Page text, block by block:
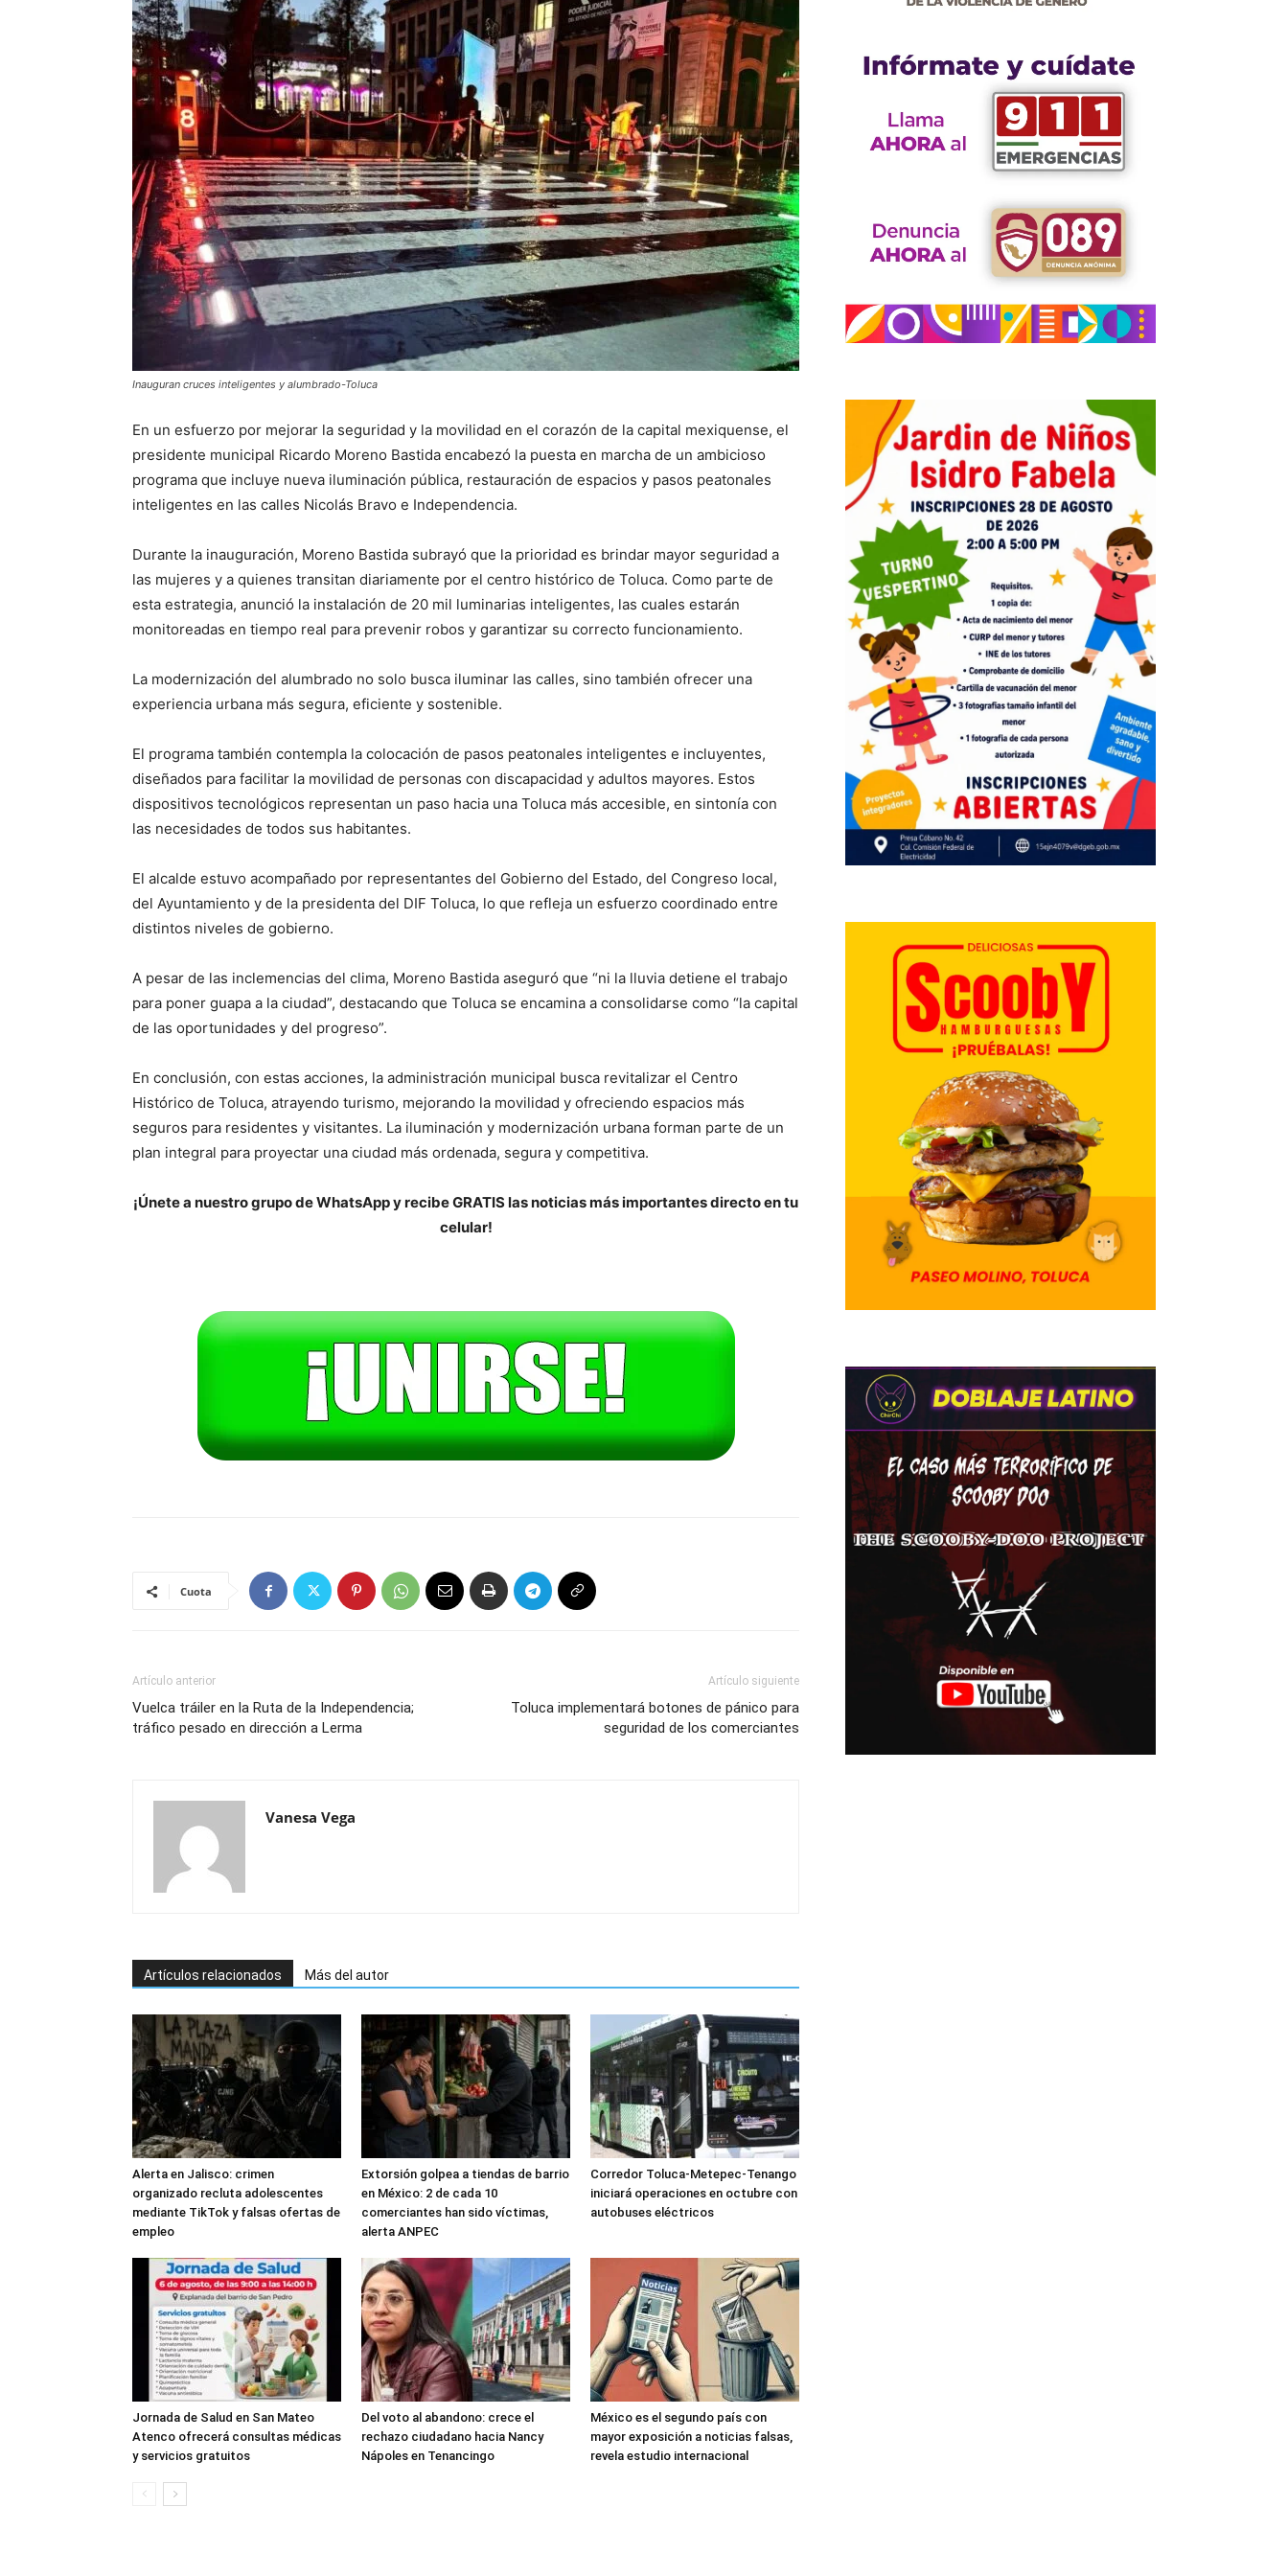
Inauguran cruces inteligentes y alumbrado-Toluca
En un esfuerzo por mejorar la seguridad y la movilidad en el corazón de la capital mexiquense, el
presidente municipal Ricardo Moreno Bastida encabezó la puesta en marcha de un ambicioso
programa que incluye nueva iluminación pública, restauración de espacios y pasos peatonales
inteligentes en las calles Nicolás Bravo e Independencia.
Durante la inauguración, Moreno Bastida subrayó que la prioridad es brindar mayor seguridad a
las mujeres y a quienes transitan diariamente por el centro histórico de Toluca. Como parte de
esta estrategia, anunció la instalación de 20 mil luminarias inteligentes, las cuales estarán
monitoreadas en tiempo real para prevenir robos y garantizar su correcto funcionamiento.
La modernización del alumbrado no solo busca iluminar las calles, sino también ofrecer una
experiencia urbana más segura, eficiente y sostenible.
El programa también contempla la colocación de pasos peatonales inteligentes e incluyentes,
diseñados para facilitar la movilidad de personas con discapacidad y adultos mayores. Estos
dispositivos tecnológicos representan un paso hacia una Toluca más accesible, en sintonía con
las necesidades de todos sus habitantes.
El alcalde estuvo acompañado por representantes del Gobierno del Estado, del Congreso local,
del Ayuntamiento y de la presidenta del DIF Toluca, lo que refleja un esfuerzo coordinado entre
distintos niveles de gobierno.
A pesar de las inclemencias del clima, Moreno Bastida aseguró que “ni la lluvia detiene el trabajo
para poner guapa a la ciudad”, destacando que Toluca se encamina a consolidarse como “la capital
de las oportunidades y del progreso”.
En conclusión, con estas acciones, la administración municipal busca revitalizar el Centro
Histórico de Toluca, atrayendo turismo, mejorando la movilidad y ofreciendo espacios más
seguros para residentes y visitantes. La iluminación y modernización urbana forman parte de un
plan integral para proyectar una ciudad más ordenada, segura y competitiva.
¡Únete a nuestro grupo de WhatsApp y recibe GRATIS las noticias más importantes directo en tu
celular!
Cuota
Artículo anterior
Vuelca tráiler en la Ruta de la Independencia;
tráfico pesado en dirección a Lerma
Artículo siguiente
Toluca implementará botones de pánico para
seguridad de los comerciantes
Vanesa Vega
Artículos relacionados Más del autor
Alerta en Jalisco: crimen
organizado recluta adolescentes
mediante TikTok y falsas ofertas de
empleo
Extorsión golpea a tiendas de barrio
en México: 2 de cada 10
comerciantes han sido víctimas,
alerta ANPEC
Corredor Toluca-Metepec-Tenango
iniciará operaciones en octubre con
autobuses eléctricos
Jornada de Salud en San Mateo
Atenco ofrecerá consultas médicas
y servicios gratuitos
Del voto al abandono: crece el
rechazo ciudadano hacia Nancy
Nápoles en Tenancingo
México es el segundo país con
mayor exposición a noticias falsas,
revela estudio internacional